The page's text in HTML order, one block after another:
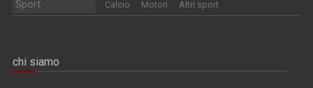
Sport Calcio Motori Altri sport
chi siamo